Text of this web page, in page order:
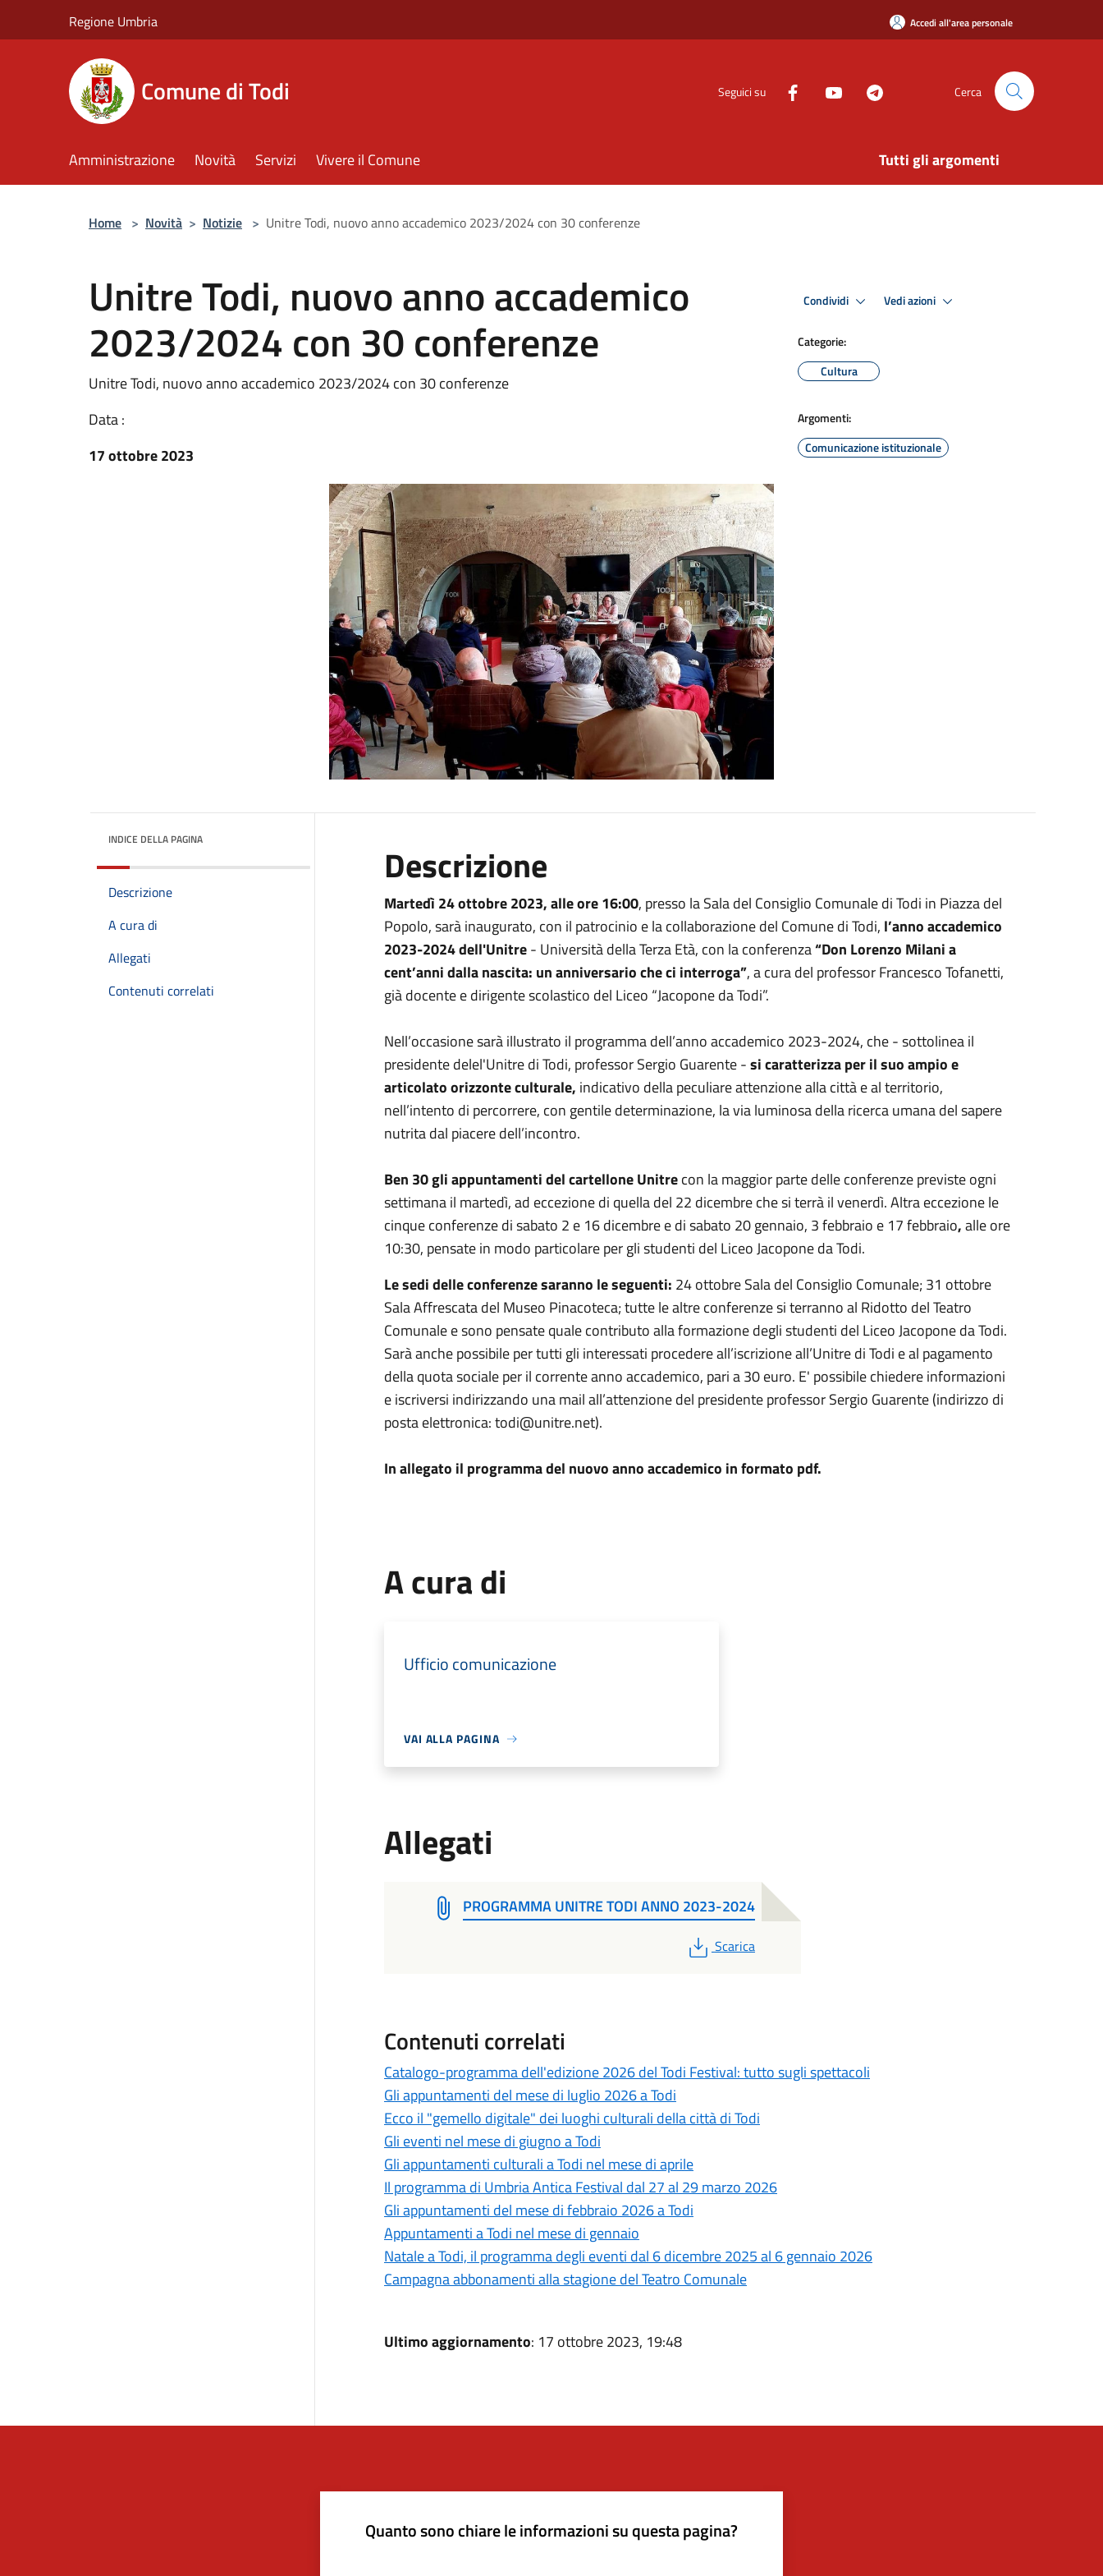
Regione Umbria Accedi all'area personale
Comune di Todi Seguici su Cerca
Amministrazione Novità Servizi Vivere il Comune Tutti gli argomenti
Home > Novità > Notizie > Unitre Todi, nuovo anno accademico 2023/2024 con 30 conferenze
Unitre Todi, nuovo anno accademico
2023/2024 con 30 conferenze
Unitre Todi, nuovo anno accademico 2023/2024 con 30 conferenze
Data :
17 ottobre 2023
Condividi Vedi azioni
Categorie:
Cultura
Argomenti:
Comunicazione istituzionale
INDICE DELLA PAGINA
Descrizione
A cura di
Allegati
Contenuti correlati
Descrizione
Martedì 24 ottobre 2023, alle ore 16:00, presso la Sala del Consiglio Comunale di Todi in Piazza del
Popolo, sarà inaugurato, con il patrocinio e la collaborazione del Comune di Todi, l’anno accademico
2023-2024 dell'Unitre- Università della Terza Età, con la conferenza“Don Lorenzo Milani a
cent’anni dalla nascita: un anniversario che ci interroga”, a cura del professor Francesco Tofanetti,
già docente e dirigente scolastico del Liceo “Jacopone da Todi”.
Nell’occasione sarà illustrato il programma dell’anno accademico 2023-2024, che - sottolinea il
presidente delel'Unitre di Todi, professor Sergio Guarente -si caratterizza per il suo ampio e
articolato orizzonte culturale, indicativo della peculiare attenzione alla città e al territorio,
nell’intento di percorrere, con gentile determinazione, la via luminosa della ricerca umana del sapere
nutrita dal piacere dell’incontro.
Ben 30 gli appuntamenti del cartellone Unitrecon la maggior parte delle conferenze previste ogni
settimana il martedì, ad eccezione di quella del 22 dicembre che si terrà il venerdì.Altra eccezione le
cinque conferenze di sabato 2 e 16 dicembre e di sabato 20 gennaio, 3 febbraio e 17 febbraio,alle ore
10:30, pensate in modo particolare per gli studenti del Liceo Jacopone da Todi.
Le sedi delle conferenze saranno le seguenti: 24 ottobre Sala del Consiglio Comunale; 31 ottobre
Sala Affrescata del Museo Pinacoteca; tutte le altre conferenze si terranno al Ridotto del Teatro
Comunale e sono pensate quale contributo alla formazione degli studenti del Liceo Jacopone da Todi.
Sarà anche possibile per tutti gli interessati procedere all’iscrizione all’Unitre di Todi e al pagamento
della quota sociale per il corrente anno accademico, pari a 30 euro. E' possibile chiedere informazioni
e iscriversi indirizzando una mail all’attenzione del presidente professor Sergio Guarente (indirizzo di
posta elettronica: todi@unitre.net).
In allegato il programma del nuovo anno accademico in formato pdf.
A cura di
Ufficio comunicazione
VAI ALLA PAGINA
Allegati
PROGRAMMA UNITRE TODI ANNO 2023-2024
PDF
Scarica
Contenuti correlati
Catalogo-programma dell'edizione 2026 del Todi Festival: tutto sugli spettacoli
Gli appuntamenti del mese di luglio 2026 a Todi
Ecco il "gemello digitale" dei luoghi culturali della città di Todi
Gli eventi nel mese di giugno a Todi
Gli appuntamenti culturali a Todi nel mese di aprile
Il programma di Umbria Antica Festival dal 27 al 29 marzo 2026
Gli appuntamenti del mese di febbraio 2026 a Todi
Appuntamenti a Todi nel mese di gennaio
Natale a Todi, il programma degli eventi dal 6 dicembre 2025 al 6 gennaio 2026
Campagna abbonamenti alla stagione del Teatro Comunale
Ultimo aggiornamento: 17 ottobre 2023, 19:48
Quanto sono chiare le informazioni su questa pagina?